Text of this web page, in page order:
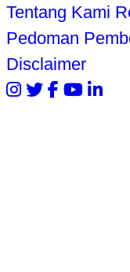
Tentang Kami
Pedoman
Disclaimer